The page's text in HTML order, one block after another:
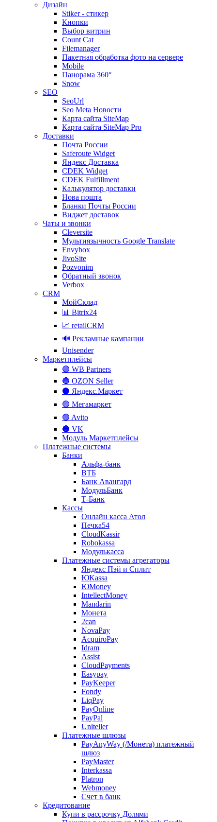
Дизайн
Stiker - стикер
Кнопки
Выбор витрин
Count Cat
Filemanager
Пакетная обработка фото на сервере
Mobile
Панорама 360°
Snow
SEO
SeoUrl
Seo Meta Новости
Карта сайта SiteMap
Карта сайта SiteMap Pro
Доставки
Почта России
Saferoute Widget
Яндекс Доставка
CDEK Widget
CDEK Fulfillment
Калькулятор доставки
Нова пошта
Бланки Почты России
Виджет доставок
Чаты и звонки
Cleversite
Мультиязычность Google Translate
Envybox
JivoSite
Pozvonim
Обратный звонок
Verbox
CRM
МойСклад
📊 Bitrix24
📈 retailCRM
🔊 Рекламные кампании
Unisender
Маркетплейсы
🟣 WB Partners
🔵 OZON Seller
⚫ Яндекс.Маркет
🟢 Мегамаркет
🟢 Avito
🔵 VK
Модуль Маркетплейсы
Платежные системы
Банки
Альфа-банк
ВТБ
Банк Авангард
МодульБанк
Т-Банк
Кассы
Онлайн касса Атол
Печка54
CloudKassir
Robokassa
Модулькасса
Платежные системы агрегаторы
Яндекс Пэй и Сплит
ЮKassa
ЮMoney
IntellectMoney
Mandarin
Монета
2can
NovaPay
AcquiroPay
Idram
Assist
CloudPayments
Easypay
PayKeeper
Fondy
LiqPay
PayOnline
PayPal
Uniteller
Платежные шлюзы
PayAnyWay (/Монета) платежный
шлюз
PayMaster
Interkassa
Platron
Webmoney
Счет в банк
Кредитование
Купи в рассрочку Долями